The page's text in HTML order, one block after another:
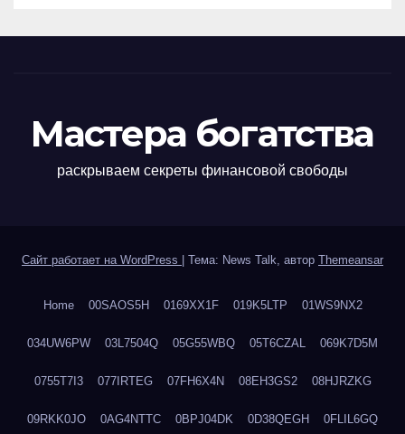
Мастера богатства
раскрываем секреты финансовой свободы
Сайт работает на WordPress Тема: News Talk, автор Themeansar
Home 00SAOS5H 0169XX1F 019K5LTP 01WS9NX2
034UW6PW 03L7504Q 05G55WBQ 05T6CZAL 069K7D5M
0755T7I3 077IRTEG 07FH6X4N 08EH3GS2 08HJRZKG
09RKK0JO 0AG4NTTC 0BPJ04DK 0D38QEGH 0FLIL6GQ